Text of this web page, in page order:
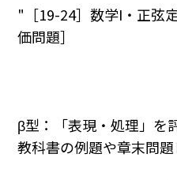
"［19-24］数学I・正弦
価問題］
β型：「表現・処理」を
教科書の例題や章末問